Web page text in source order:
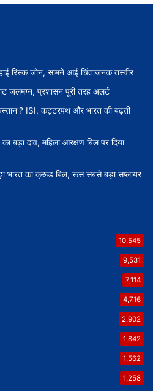
रिस्क जोन, सामने आई चिंताजनक तस्वीर
जलमग्न, प्रशासन पूरी तरह अलर्ट
ISI, कट्टरपंथ और भारत की बढ़ती
बड़ा दांव, महिला आरक्षण बिल पर दिया
भारत का क्रूड बिल, रूस सबसे बड़ा सप्लायर
10,545
9,531
7,114
4,716
2,902
1,842
1,562
1,258